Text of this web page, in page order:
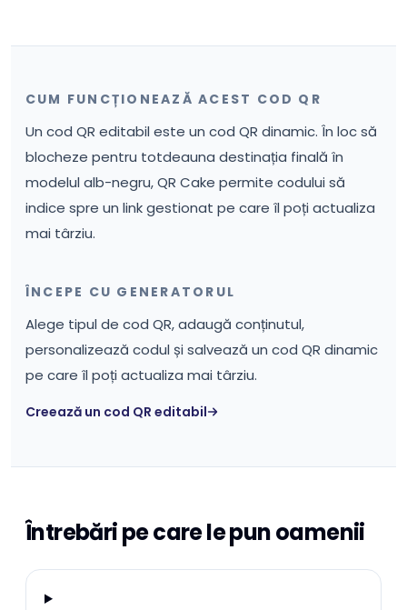
CUM FUNCȚIONEAZĂ ACEST COD QR
Un cod QR editabil este un cod QR dinamic. În loc să
blocheze pentru totdeauna destinația finală în
modelul alb-negru, QR Cake permite codului să
indice spre un link gestionat pe care îl poți actualiza
mai târziu.
ÎNCEPE CU GENERATORUL
Alege tipul de cod QR, adaugă conținutul,
personalizează codul și salvează un cod QR dinamic
pe care îl poți actualiza mai târziu.
Creează un cod QR editabil
Întrebări pe care le pun oamenii